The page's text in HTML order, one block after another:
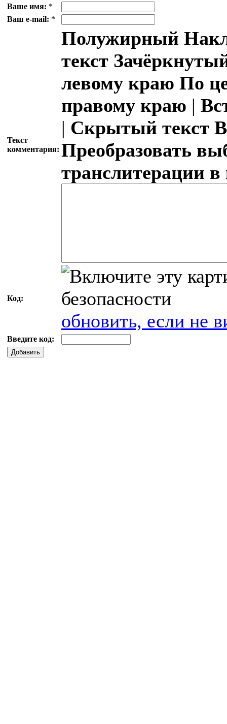
Ваше имя: *
Ваш e-mail: *
Текст
комментария:
Полужирный
текст
левому краю По
правому краю |
| Скрытый текст
Преобразовать
транслитерации
Код:
обновить, если не
Введите код:
Добавить